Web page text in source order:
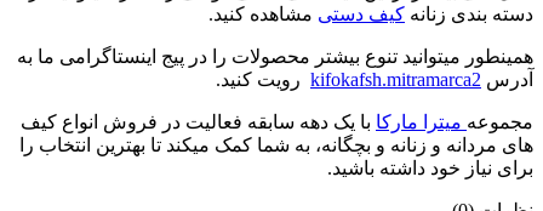
دسته بندی زنانه کیف دستی مشاهده کنید.
همینطور میتوانید تنوع بیشتر محصولات را در پیج اینستاگرامی ما به
آدرس kifokafsh.mitramarca2 رویت کنید.
مجموعه میترا مارکا با یک دهه سابقه فعالیت در فروش انواع کیف
های مردانه و زنانه و بچگانه، به شما کمک میکند تا بهترین انتخاب را
برای نیاز خود داشته باشید.